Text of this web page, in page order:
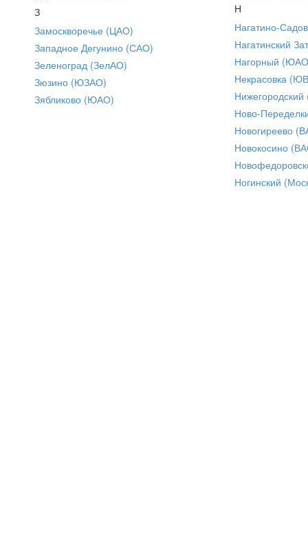
З
Замоскворечье (ЦАО)
Западное Дегунино (САО)
Зеленоград (ЗелАО)
Зюзино (ЮЗАО)
Зябликово (ЮАО)
Н
Нагатино-
Нагатинский
Нагорный
Некрасовка
Ново-
Новогиреево
Новокосино
Ногинский